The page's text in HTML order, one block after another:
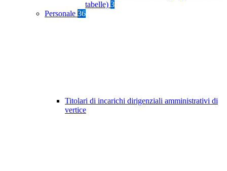
tabelle) 3
Personale 36
Titolari di incarichi dirigenziali amministrativi di
vertice